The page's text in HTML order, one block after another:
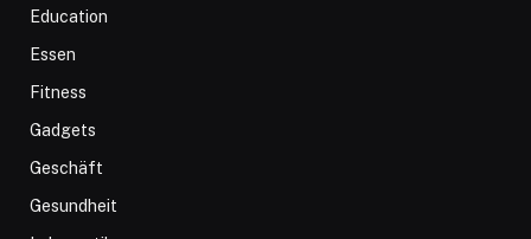
Education
Essen
Fitness
Gadgets
Geschäft
Gesundheit